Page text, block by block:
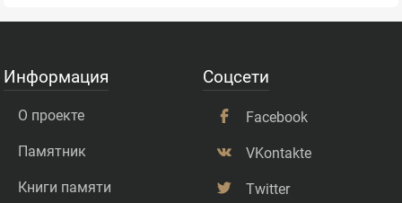
Информация
О проекте
Памятник
Книги памяти
Соцсети
Facebook
VKontakte
Twitter